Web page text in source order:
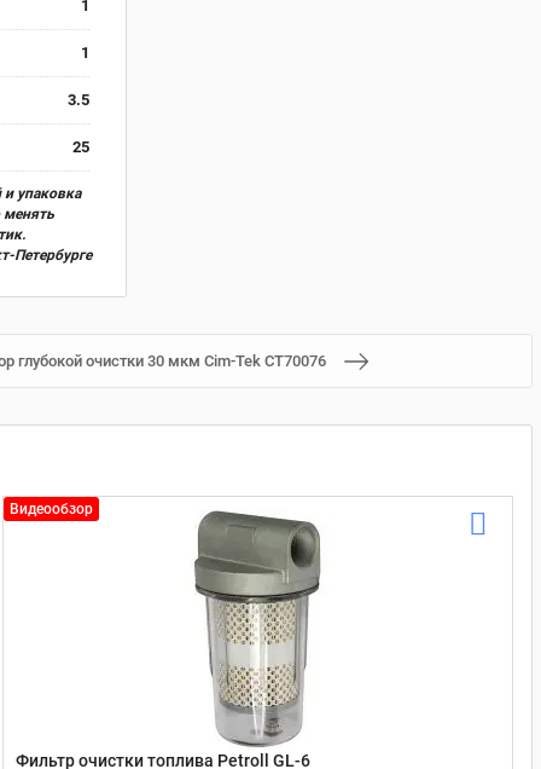
1
1
3.5
25
упаковка
менять
Петербурге
глубокой очистки 30 мкм Cim-Tek CT70076
Видеообзор
Фильтр очистки топлива Petroll GL-6